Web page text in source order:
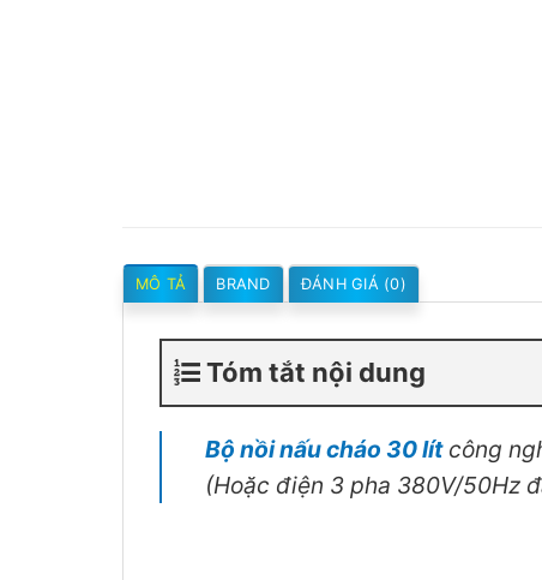
MÔ TẢ BRAND ĐÁNH GIÁ (0)
Tóm tắt nội dung
Bộ nồi nấu cháo 30 lítcông
(Hoặc điện 3 pha 380V/50Hz